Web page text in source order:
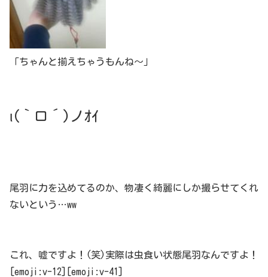
「ちゃんと揃えちゃうもんね～」
ι(｀ロ´)ノｵｲ
尾羽に力を込めてるのか、物凄く綺麗にしか撮らせてくれ
ないという…ww
これ、嘘ですよ！(笑)実際は虫食い状態尾羽なんですよ！
[emoji:v-12][emoji:v-41]